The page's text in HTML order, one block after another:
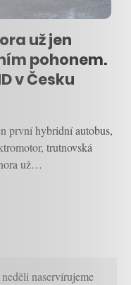
už jen
pohonem.
v Česku
první hybridní autobus,
trutnovská
už…
naservírujeme